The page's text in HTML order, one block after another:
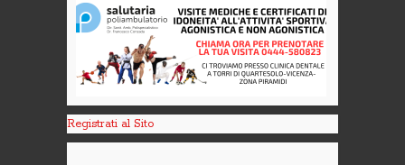
Registrati al Sito